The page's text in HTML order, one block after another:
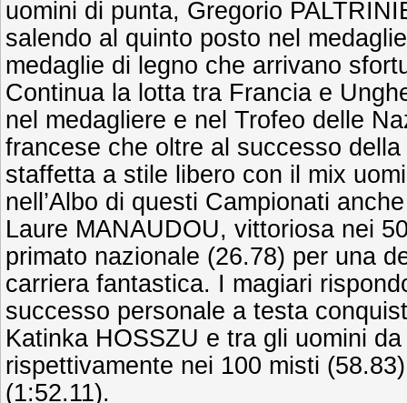
uomini di punta, Gregorio
salendo al quinto posto nel
medaglie di legno che arrivano
Continua la lotta tra Francia e
nel medagliere e nel Trofeo delle
francese che oltre al successo
staffetta a stile libero con il mix
nell’Albo di questi Campionati
Laure MANAUDOU, vittoriosa nei
primato nazionale (26.78) per una
carriera fantastica. I magiari
successo personale a testa
Katinka HOSSZU e tra gli uomini
rispettivamente nei 100 misti
(1:52.11).